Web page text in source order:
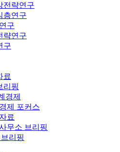
전략연구
층연구
구
략연구
구
료
리핑
경제
제 포커스
료
무소 브리핑
리핑